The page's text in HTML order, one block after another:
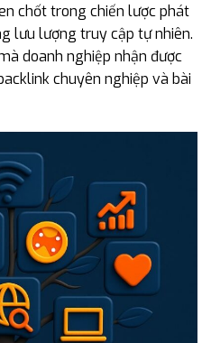
chốt trong chiến lược phát
lưu lượng truy cập tự nhiên.
doanh nghiệp nhận được
chuyên nghiệp và bài